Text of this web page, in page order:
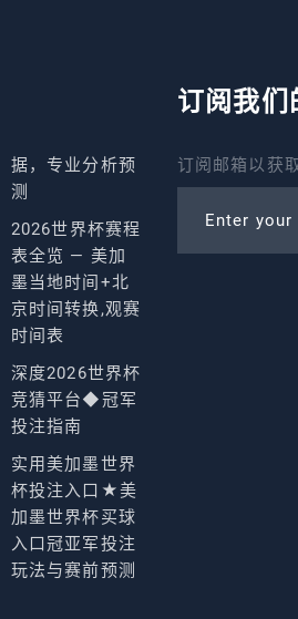
据，专业分析预
测
2026世界杯赛程
表全览 — 美加
墨当地时间+北
京时间转换,观赛
时间表
深度2026世界杯
竞猜平台◆冠军
投注指南
实用美加墨世界
杯投注入口★美
加墨世界杯买球
入口冠亚军投注
玩法与赛前预测
订阅我们
订阅邮箱以获
Enter your